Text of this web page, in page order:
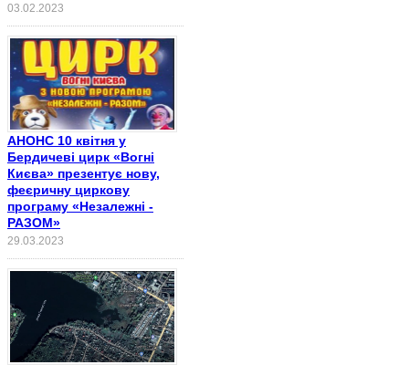
03.02.2023
АНОНС 10 квітня у
Бердичеві цирк «Вогні
Києва» презентує нову,
феєричну циркову
програму «Незалежні -
РАЗОМ»
29.03.2023